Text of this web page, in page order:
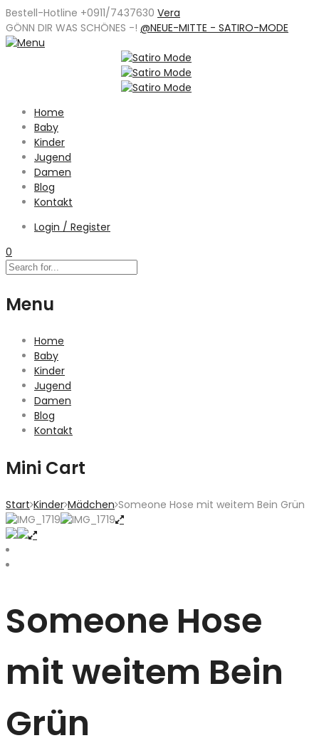
Bestell-Hotline +0911/7437630 Vera
GÖNN DIR WAS SCHÖNES -! @NEUE-MITTE - SATIRO-MODE
Home
Baby
Kinder
Jugend
Damen
Blog
Kontakt
Login / Register
0
Menu
Home
Baby
Kinder
Jugend
Damen
Blog
Kontakt
Mini Cart
Start Kinder Mädchen Someone Hose mit weitem Bein Grün
Someone Hose
mit weitem Bein
Grün